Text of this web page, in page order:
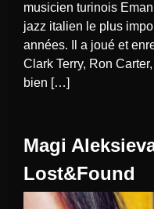
musicien turinois
jazz italien le plus
années. Il a joué et
Clark Terry, Ron
bien […]
Magi Aleksieva MEY –
Lost&Found